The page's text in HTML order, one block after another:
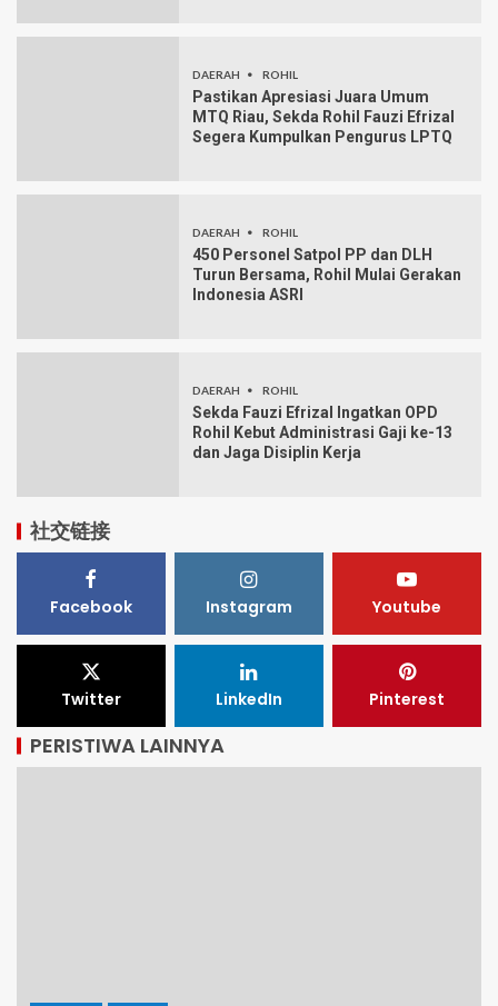
DAERAH ROHIL
Pastikan Apresiasi Juara Umum
MTQ Riau, Sekda Rohil Fauzi Efrizal
Segera Kumpulkan Pengurus LPTQ
DAERAH ROHIL
450 Personel Satpol PP dan DLH
Turun Bersama, Rohil Mulai Gerakan
Indonesia ASRI
DAERAH ROHIL
Sekda Fauzi Efrizal Ingatkan OPD
Rohil Kebut Administrasi Gaji ke-13
dan Jaga Disiplin Kerja
社交链接
Facebook Instagram Youtube
Twitter LinkedIn Pinterest
PERISTIWA LAINNYA